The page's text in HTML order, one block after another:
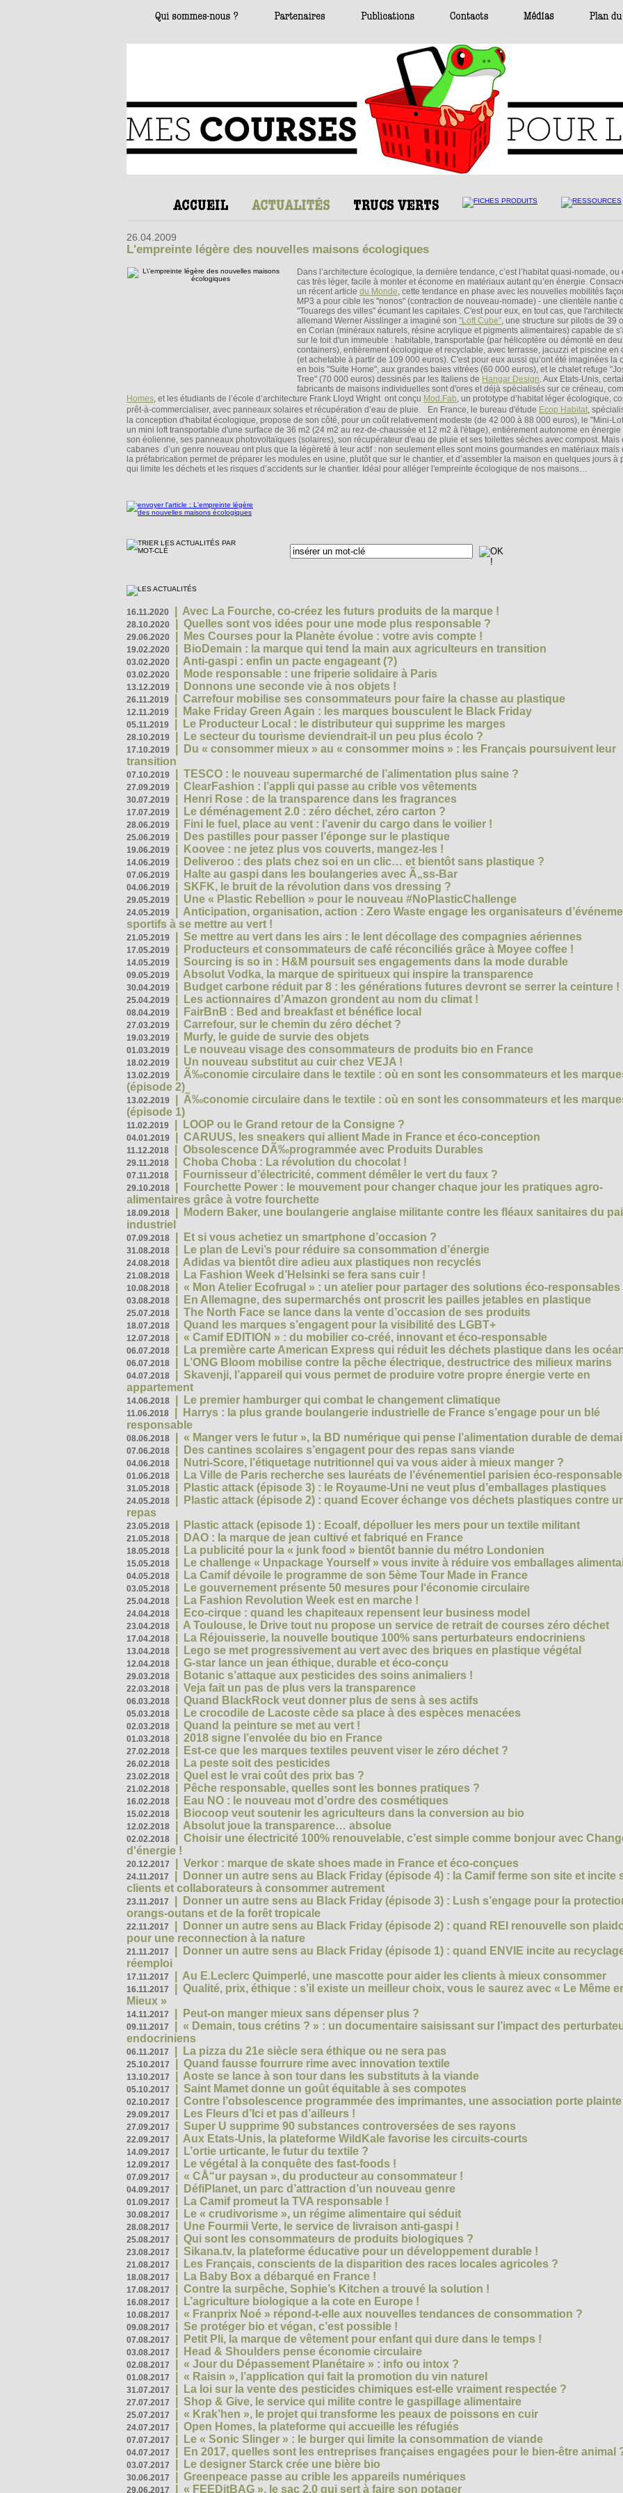
26.04.2009
L'empreinte légère des nouvelles maisons écologiques
Dans l’architecture écologique, la dernière tendance, c’est l’habitat quasi-nomade, ou
cas très léger, facile à monter et économe en matériaux autant qu’en énergie.
un récent article du Monde, cette tendance en phase avec les nouvelles mobilités
MP3 a pour cible les "nonos" (contraction de nouveau-nomade) - une clientèle nantie
"Touaregs des villes" écumant les capitales. C'est pour eux, en tout cas, que
allemand Werner Aisslinger a imaginé son "Loft Cube", une structure sur pilotis de 39
en Corian (minéraux naturels, résine acrylique et pigments alimentaires) capable de
sur le toit d'un immeuble : habitable, transportable (par hélicoptère ou démonté en
containers), entièrement écologique et recyclable, avec terrasse, jacuzzi et piscine en
(et achetable à partir de 109 000 euros). C'est pour eux aussi qu’ont été imaginées la
en bois "Suite Home", aux grandes baies vitrées (60 000 euros), et le chalet refuge
Tree" (70 000 euros) dessinés par les Italiens de Hangar Design. Aux Etats-Unis,
fabricants de maisons individuelles sont d'ores et déjà spécialisés sur ce créneau,
Homes, et les étudiants de l’école d’architecture Frank Lloyd Wright ont conçu Mod.Fab, un prototype d’habitat léger écologique,
prêt-à-commercialiser, avec panneaux solaires et récupération d’eau de pluie. En France, le bureau d'étude Ecop Habitat,
la conception d'habitat écologique, propose de son côté, pour un coût relativement modeste (de 42 000 à 88 000 euros), le "Mini-
un mini loft transportable d'une surface de 36 m2 (24 m2 au rez-de-chaussée et 12 m2 à l'étage), entièrement autonome en énergie
son éolienne, ses panneaux photovoltaïques (solaires), son récupérateur d'eau de pluie et ses toilettes sèches avec compost. Mais
cabanes d’un genre nouveau ont plus que la légèreté à leur actif : non seulement elles sont moins gourmandes en matériaux mais
la préfabrication permet de préparer les modules en usine, plutôt que sur le chantier, et d’assembler la maison en quelques jours à
qui limite les déchets et les risques d’accidents sur le chantier. Idéal pour alléger l'empreinte écologique de nos maisons…
16.11.2020 Avec La Fourche, co-créez les futurs produits de la marque !
28.10.2020 Quelles sont vos idées pour une mode plus responsable ?
29.06.2020 Mes Courses pour la Planète évolue : votre avis compte !
19.02.2020 BioDemain : la marque qui tend la main aux agriculteurs en transition
03.02.2020 Anti-gaspi : enfin un pacte engageant (?)
03.02.2020 Mode responsable : une friperie solidaire à Paris
13.12.2019 Donnons une seconde vie à nos objets !
26.11.2019 Carrefour mobilise ses consommateurs pour faire la chasse au plastique
12.11.2019 Make Friday Green Again : les marques bousculent le Black Friday
05.11.2019 Le Producteur Local : le distributeur qui supprime les marges
28.10.2019 Le secteur du tourisme deviendrait-il un peu plus écolo ?
17.10.2019
Du « consommer mieux » au « consommer moins » : les Français poursuivent leur
transition
07.10.2019 TESCO : le nouveau supermarché de l’alimentation plus saine ?
27.09.2019 ClearFashion : l’appli qui passe au crible vos vêtements
30.07.2019 Henri Rose : de la transparence dans les fragrances
17.07.2019 Le déménagement 2.0 : zéro déchet, zéro carton ?
28.06.2019 Fini le fuel, place au vent : l’avenir du cargo dans le voilier !
25.06.2019 Des pastilles pour passer l’éponge sur le plastique
19.06.2019 Koovee : ne jetez plus vos couverts, mangez-les !
14.06.2019 Deliveroo : des plats chez soi en un clic… et bientôt sans plastique ?
07.06.2019 Halte au gaspi dans les boulangeries avec Ã„ss-Bar
04.06.2019 SKFK, le bruit de la révolution dans vos dressing ?
29.05.2019 Une « Plastic Rebellion » pour le nouveau #NoPlasticChallenge
24.05.2019
Anticipation, organisation, action : Zero Waste engage les organisateurs
sportifs à se mettre au vert !
21.05.2019 Se mettre au vert dans les airs : le lent décollage des compagnies aériennes
17.05.2019 Producteurs et consommateurs de café réconciliés grâce à Moyee coffee !
14.05.2019 Sourcing is so in : H&M poursuit ses engagements dans la mode durable
09.05.2019 Absolut Vodka, la marque de spiritueux qui inspire la transparence
30.04.2019 Budget carbone réduit par 8 : les générations futures devront se serrer la ceinture !
25.04.2019 Les actionnaires d’Amazon grondent au nom du climat !
08.04.2019 FairBnB : Bed and breakfast et bénéfice local
27.03.2019 Carrefour, sur le chemin du zéro déchet ?
19.03.2019 Murfy, le guide de survie des objets
01.03.2019 Le nouveau visage des consommateurs de produits bio en France
18.02.2019 Un nouveau substitut au cuir chez VEJA !
13.02.2019
Ã‰conomie circulaire dans le textile : où en sont les consommateurs et les
(épisode 2)
13.02.2019
Ã‰conomie circulaire dans le textile : où en sont les consommateurs et les
(épisode 1)
11.02.2019 LOOP ou le Grand retour de la Consigne ?
04.01.2019 CARUUS, les sneakers qui allient Made in France et éco-conception
11.12.2018 Obsolescence DÃ‰programmée avec Produits Durables
29.11.2018 Choba Choba : La révolution du chocolat !
07.11.2018 Fournisseur d’électricité, comment démêler le vert du faux ?
29.10.2018
Fourchette Power : le mouvement pour changer chaque jour les pratiques agro-
alimentaires grâce à votre fourchette
18.09.2018
Modern Baker, une boulangerie anglaise militante contre les fléaux sanitaires du
industriel
07.09.2018 Et si vous achetiez un smartphone d’occasion ?
31.08.2018 Le plan de Levi’s pour réduire sa consommation d’énergie
24.08.2018 Adidas va bientôt dire adieu aux plastiques non recyclés
21.08.2018 La Fashion Week d’Helsinki se fera sans cuir !
10.08.2018 « Mon Atelier Ecofrugal » : un atelier pour partager des solutions éco-responsables
03.08.2018 En Allemagne, des supermarchés ont proscrit les pailles jetables en plastique
25.07.2018 The North Face se lance dans la vente d’occasion de ses produits
18.07.2018 Quand les marques s’engagent pour la visibilité des LGBT+
12.07.2018 « Camif EDITION » : du mobilier co-créé, innovant et éco-responsable
06.07.2018 La première carte American Express qui réduit les déchets plastique dans les
06.07.2018 L’ONG Bloom mobilise contre la pêche électrique, destructrice des milieux marins
04.07.2018
Skavenji, l’appareil qui vous permet de produire votre propre énergie verte en
appartement
14.06.2018 Le premier hamburger qui combat le changement climatique
11.06.2018
Harrys : la plus grande boulangerie industrielle de France s’engage pour un blé
responsable
08.06.2018 « Manger vers le futur », la BD numérique qui pense l’alimentation durable de
07.06.2018 Des cantines scolaires s’engagent pour des repas sans viande
04.06.2018 Nutri-Score, l’étiquetage nutritionnel qui va vous aider à mieux manger ?
01.06.2018 La Ville de Paris recherche ses lauréats de l’événementiel parisien éco-responsable
31.05.2018 Plastic attack (épisode 3) : le Royaume-Uni ne veut plus d’emballages plastiques
24.05.2018
Plastic attack (épisode 2) : quand Ecover échange vos déchets plastiques contre
repas
23.05.2018 Plastic attack (episode 1) : Ecoalf, dépolluer les mers pour un textile militant
21.05.2018 DAO : la marque de jean cultivé et fabriqué en France
18.05.2018 La publicité pour la « junk food » bientôt bannie du métro Londonien
15.05.2018 Le challenge « Unpackage Yourself » vous invite à réduire vos emballages
04.05.2018 La Camif dévoile le programme de son 5ème Tour Made in France
03.05.2018 Le gouvernement présente 50 mesures pour l‘économie circulaire
25.04.2018 La Fashion Revolution Week est en marche !
24.04.2018 Eco-cirque : quand les chapiteaux repensent leur business model
23.04.2018 A Toulouse, le Drive tout nu propose un service de retrait de courses zéro déchet
17.04.2018 La Réjouisserie, la nouvelle boutique 100% sans perturbateurs endocriniens
13.04.2018 Lego se met progressivement au vert avec des briques en plastique végétal
12.04.2018 G-star lance un jean éthique, durable et éco-conçu
29.03.2018 Botanic s’attaque aux pesticides des soins animaliers !
22.03.2018 Veja fait un pas de plus vers la transparence
06.03.2018 Quand BlackRock veut donner plus de sens à ses actifs
05.03.2018 Le crocodile de Lacoste cède sa place à des espèces menacées
02.03.2018 Quand la peinture se met au vert !
01.03.2018 2018 signe l’envolée du bio en France
27.02.2018 Est-ce que les marques textiles peuvent viser le zéro déchet ?
26.02.2018 La peste soit des pesticides
23.02.2018 Quel est le vrai coût des prix bas ?
21.02.2018 Pêche responsable, quelles sont les bonnes pratiques ?
16.02.2018 Eau NO : le nouveau mot d’ordre des cosmétiques
15.02.2018 Biocoop veut soutenir les agriculteurs dans la conversion au bio
12.02.2018 Absolut joue la transparence… absolue
02.02.2018
Choisir une électricité 100% renouvelable, c’est simple comme bonjour avec
d'énergie !
20.12.2017 Verkor : marque de skate shoes made in France et éco-conçues
24.11.2017
Donner un autre sens au Black Friday (épisode 4) : la Camif ferme son site et incite
clients et collaborateurs à consommer autrement
23.11.2017
Donner un autre sens au Black Friday (épisode 3) : Lush s’engage pour la
orangs-outans et de la forêt tropicale
22.11.2017
Donner un autre sens au Black Friday (épisode 2) : quand REI renouvelle son
pour une reconnection à la nature
21.11.2017
Donner un autre sens au Black Friday (épisode 1) : quand ENVIE incite au
réemploi
17.11.2017 Au E.Leclerc Quimperlé, une mascotte pour aider les clients à mieux consommer
16.11.2017
Qualité, prix, éthique : s’il existe un meilleur choix, vous le saurez avec « Le Même
Mieux »
14.11.2017 Peut-on manger mieux sans dépenser plus ?
09.11.2017
« Demain, tous crétins ? » : un documentaire saisissant sur l’impact des
endocriniens
06.11.2017 La pizza du 21e siècle sera éthique ou ne sera pas
25.10.2017 Quand fausse fourrure rime avec innovation textile
13.10.2017 Aoste se lance à son tour dans les substituts à la viande
05.10.2017 Saint Mamet donne un goût équitable à ses compotes
02.10.2017 Contre l’obsolescence programmée des imprimantes, une association porte plainte
29.09.2017 Les Fleurs d’Ici et pas d’ailleurs !
27.09.2017 Super U supprime 90 substances controversées de ses rayons
22.09.2017 Aux Etats-Unis, la plateforme WildKale favorise les circuits-courts
14.09.2017 L’ortie urticante, le futur du textile ?
12.09.2017 Le végétal à la conquête des fast-foods !
07.09.2017 « CÅ“ur paysan », du producteur au consommateur !
04.09.2017 DéfiPlanet, un parc d’attraction d’un nouveau genre
01.09.2017 La Camif promeut la TVA responsable !
30.08.2017 Le « crudivorisme », un régime alimentaire qui séduit
28.08.2017 Une Fourmii Verte, le service de livraison anti-gaspi !
25.08.2017 Qui sont les consommateurs de produits biologiques ?
23.08.2017 Sikana.tv, la plateforme éducative pour un développement durable !
21.08.2017 Les Français, conscients de la disparition des races locales agricoles ?
18.08.2017 La Baby Box a débarqué en France !
17.08.2017 Contre la surpêche, Sophie’s Kitchen a trouvé la solution !
16.08.2017 L’agriculture biologique a la cote en Europe !
10.08.2017 « Franprix Noé » répond-t-elle aux nouvelles tendances de consommation ?
09.08.2017 Se protéger bio et végan, c’est possible !
07.08.2017 Petit Pli, la marque de vêtement pour enfant qui dure dans le temps !
03.08.2017 Head & Shoulders pense économie circulaire
02.08.2017 « Jour du Dépassement Planétaire » : info ou intox ?
01.08.2017 « Raisin », l’application qui fait la promotion du vin naturel
31.07.2017 La loi sur la vente des pesticides chimiques est-elle vraiment respectée ?
27.07.2017 Shop & Give, le service qui milite contre le gaspillage alimentaire
25.07.2017 « Krak’hen », le projet qui transforme les peaux de poissons en cuir
24.07.2017 Open Homes, la plateforme qui accueille les réfugiés
07.07.2017 Le « Sonic Slinger » : le burger qui limite la consommation de viande
04.07.2017 En 2017, quelles sont les entreprises françaises engagées pour le bien-être animal
03.07.2017 Le designer Starck crée une bière bio
30.06.2017 Greenpeace passe au crible les appareils numériques
29.06.2017 « FEEDitBAG », le sac 2.0 qui sert à faire son potager